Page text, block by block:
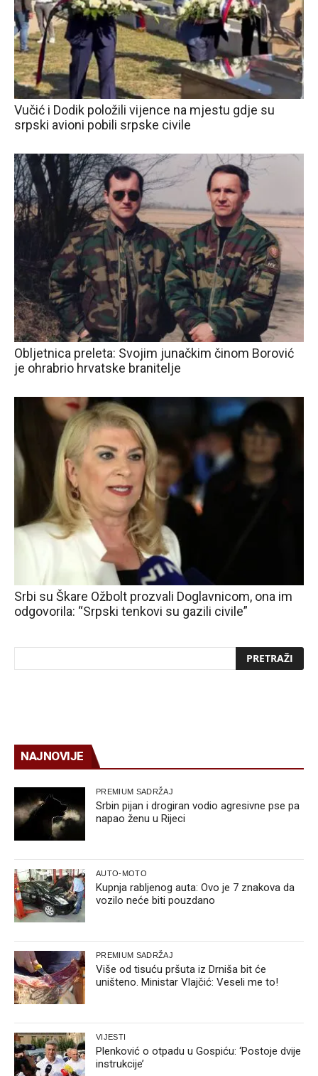
Vučić i Dodik položili vijence na mjestu gdje su
srpski avioni pobili srpske civile
Obljetnica preleta: Svojim junačkim činom Borović
je ohrabrio hrvatske branitelje
Srbi su Škare Ožbolt prozvali Doglavnicom, ona im
odgovorila: “Srpski tenkovi su gazili civile”
NAJNOVIJE
PREMIUM SADRŽAJ
Srbin pijan i drogiran vodio agresivne pse pa
napao ženu u Rijeci
AUTO-MOTO
Kupnja rabljenog auta: Ovo je 7 znakova da
vozilo neće biti pouzdano
PREMIUM SADRŽAJ
Više od tisuću pršuta iz Drniša bit će
uništeno. Ministar Vlajčić: Veseli me to!
VIJESTI
Plenković o otpadu u Gospiću: ‘Postoje dvije
instrukcije’